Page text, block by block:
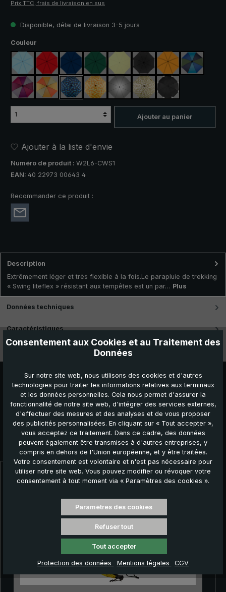
Prix TTC, frais de livraison en sus
Disponible, délai de livraison 3-5 jours
Sélectionnez
Couleur
bleu clairrouge bleu marinevert foncévert clair noir orange bleu / vert
violet / rouge / gris
orange / jaunebleu / vert à carreaux
jaune / orange à carreaux
argent, protection UV 50+
camouflagenoir, avec
Ajouter au panier
Ajouter à la liste d'envie
Numéro de produit : W2L6-CWS1
EAN: 40 22973 00643 4
Recommander ce produit :
Description
Extrêmement léger et très flexible à la fois.Le parapluie de trekking
« Swing liteflex » résistant aux tempêtes est un par… Plus
Données techniques
Caractéristiques
Ignorer la galerie de produits
Autres produits que vous pourriez aimer :
Consentement aux Cookies et au Traitement des
Données
Sur notre site web, nous utilisons des cookies et d'autres
technologies pour traiter les informations relatives aux terminaux
et les données personnelles. Cela nous permet d'assurer la
fonctionnalité de notre site web, d'intégrer des services externes,
d'effectuer des mesures et des analyses et de vous proposer
des publicités personnalisées. En cliquant sur « Tout accepter »,
vous acceptez ce traitement. Dans ce cadre, des données
peuvent également être transmises à d'autres entreprises, y
compris en dehors de l'Union européenne, et y être traitées.
Votre consentement est volontaire et n'est pas nécessaire pour
utiliser notre site web. Vous pouvez modifier ou révoquer votre
consentement à tout moment via « Paramètres des cookies ».
Paramètres des cookies
Refuser tout
Tout accepter
Protection des données Mentions légales CGV